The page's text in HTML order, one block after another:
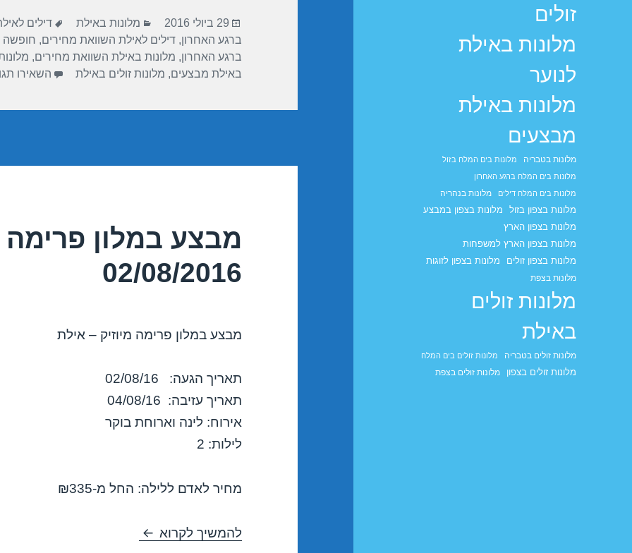
זולים
מלונות באילת
לנוער
מלונות באילת
מבצעים
מלונות בטבריה
מלונות בים המלח בזול
מלונות בים המלח ברגע האחרון
מלונות בים המלח דילים
מלונות בנהריה
מלונות בצפון בזול
מלונות בצפון במבצע
מלונות בצפון הארץ
מלונות בצפון הארץ למשפחות
מלונות בצפון זולים
מלונות בצפון לזוגות
מלונות בצפת
מלונות זולים
באילת
מלונות זולים בטבריה מלונות זולים בים המלח
מלונות זולים בצפון מלונות זולים בצפת
o
o
k
p
p
m
פורסם
בתאריך
29 ביולי 2016 קטגוריות
מלונות באילת תגיות
דילים
ברגע האחרון,דילים לאילת השוואת מחירים, חופשה
ברגע האחרון, מלונות באילת השוואת מחירים,
באילת מבצעים, מלונות זולים באילת השאירו
מבצע במלון פרימה
02/08/2016
מבצע במלון פרימה מיוזיק – אילת
תאריך הגעה: 02/08/16
תאריך עזיבה: 04/08/16
אירוח: לינה וארוחת בוקר
לילות: 2
מחיר לאדם ללילה: החל מ-₪335
להמשיך לקרוא מבצע במלון פרימה מיוזיק – אילת 02/